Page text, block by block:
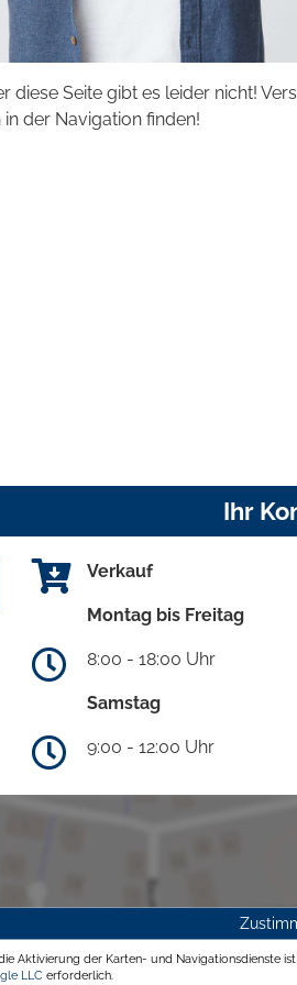
diese Seite gibt es leider nicht!
der Navigation finden!
Ihr
Verkauf
Montag bis Freitag
8:00 - 18:00 Uhr
Samstag
9:00 - 12:00 Uhr
Aktivierung der Karten- und Navigationsdienste
LLC erforderlich.